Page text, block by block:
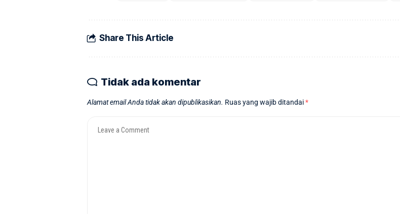
Share This Article
Tidak ada komentar
Alamat email Anda tidak akan dipublikasikan. Ruas yang wajib ditandai*